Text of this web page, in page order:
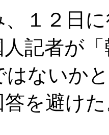
１２日
記者が
ないか
を避け